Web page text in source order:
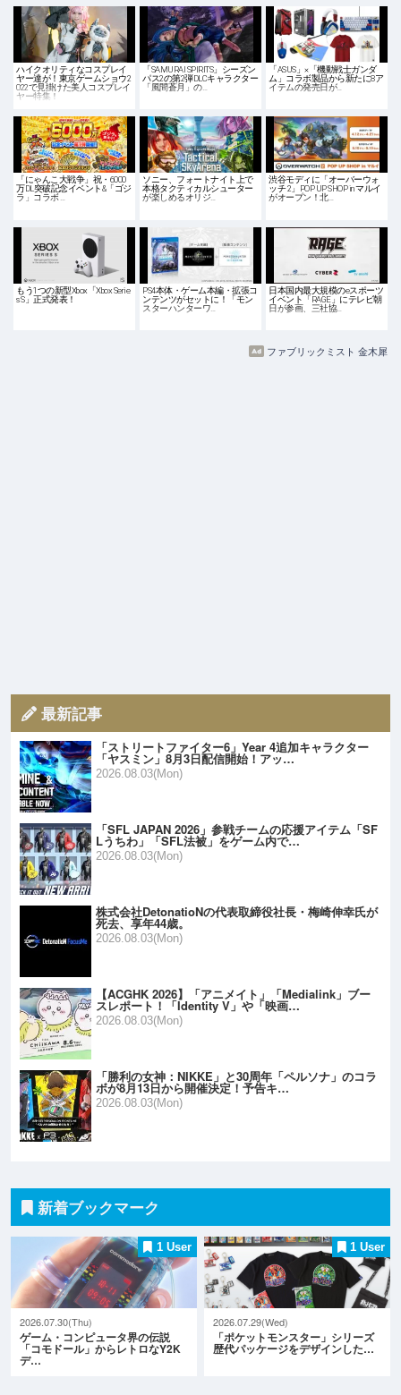
ハイクオリティなコスプレイ
ヤー達が！東京ゲームショウ2
022で見掛けた美人コスプレイ
ヤー特集！
「SAMURAI SPIRITS」シーズン
パス2の第2弾DLCキャラクター
「風間蒼月」の…
「ASUS」×「機動戦士ガンダ
ム」コラボ製品から新たに8ア
イテムの発売日が…
「にゃんこ大戦争」祝・6000
万DL突破記念イベント&「ゴジ
ラ」コラボ …
ソニー、フォートナイト上で
本格タクティカルシューター
が楽しめるオリジ…
渋谷モディに「オーバーウォ
ッチ 2」POP UP SHOP in マルイ
がオープン！北…
もう1つの新型Xbox「Xbox Serie
s S」正式発表！
PS4本体・ゲーム本編・拡張コ
ンテンツがセットに！「モン
スターハンターワ…
日本国内最大規模のeスポーツ
イベント「RAGE」にテレビ朝
日が参画、三社協…
ファブリックミスト 金木犀
最新記事
「ストリートファイター6」Year 4追加キャラクター
「ヤスミン」8月3日配信開始！アッ…
2026.08.03(Mon)
「SFL JAPAN 2026」参戦チームの応援アイテム「SF
Lうちわ」「SFL法被」をゲーム内で…
2026.08.03(Mon)
株式会社DetonatioNの代表取締役社長・梅崎伸幸氏が
死去、享年44歳。
2026.08.03(Mon)
【ACGHK 2026】「アニメイト」「Medialink」ブー
スレポート！「Identity V」や「映画…
2026.08.03(Mon)
「勝利の女神：NIKKE」と30周年「ペルソナ」のコラ
ボが8月13日から開催決定！予告キ…
2026.08.03(Mon)
新着ブックマーク
1 User
2026.07.30(Thu)
ゲーム・コンピュータ界の伝説
「コモドール」からレトロなY2K
デ…
1 User
2026.07.29(Wed)
「ポケットモンスター」シリーズ
歴代パッケージをデザインした…